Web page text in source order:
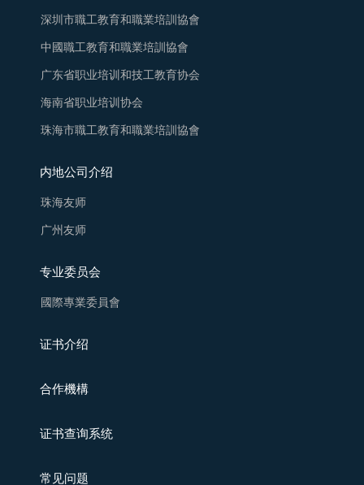
深圳市職工教育和職業培訓協會
中國職工教育和職業培訓協會
广东省职业培训和技工教育协会
海南省职业培训协会
珠海市職工教育和職業培訓協會
内地公司介绍
珠海友师
广州友师
专业委员会
國際專業委員會
证书介绍
合作機構
证书查询系统
常见问题